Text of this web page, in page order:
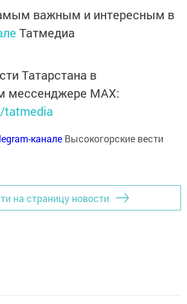
важным и интересным в
Татмедиа
Татарстана в
мессенджере MАХ:
tatmedia
канале Высокогорские вести
на страницу новости